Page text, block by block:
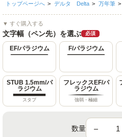
トップページへ > デルタ Delta > 万年筆 >
▼ すぐ購入する
文字幅（ペン先）を選ぶ 必須
EF/パラジウム F/パラジウム
STUB 1.5mm/パ
ラジウム
スタブ
フレックスEF/パ
ラジウム
強弱・極細
数量 －